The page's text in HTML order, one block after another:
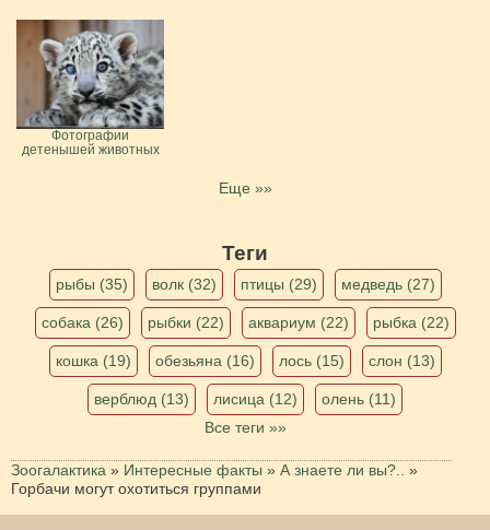
Фотографии
детенышей животных
Еще »»
Теги
рыбы (35) волк (32) птицы (29) медведь (27)
собака (26) рыбки (22) аквариум (22) рыбка (22)
кошка (19) обезьяна (16) лось (15) слон (13)
верблюд (13) лисица (12)
олень (11)
Все теги »»
Зоогалактика » Интересные факты » А знаете ли вы?..
»
Горбачи могут охотиться группами